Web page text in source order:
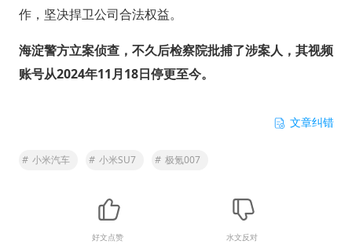
作，坚决捍卫公司合法权益。
海淀警方立案侦查，不久后检察院批捕了涉案人，其视频
账号从2024年11月18日停更至今。
文章纠错
# 小米汽车 # 小米SU7 # 极氪007
好文点赞 水文反对